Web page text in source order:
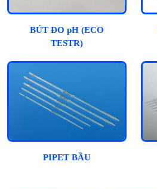
BÚT ĐO pH (ECO
TESTR)
PIPET BẦU